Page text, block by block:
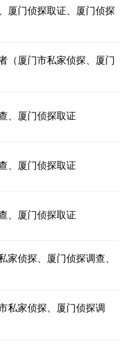
厦门侦探取证、厦门侦探
（厦门市私家侦探、厦门
、厦门侦探取证
、厦门侦探取证
、厦门侦探取证
家侦探、厦门侦探调查、
私家侦探、厦门侦探调